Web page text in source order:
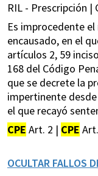
RIL - Prescripción |
Es improcedente
encausado, en el
artículos 2, 59
168 del Código
que se decrete la
impertinente
el que recayó
CPE Art. 2 | CPE
OCULTAR FALLOS